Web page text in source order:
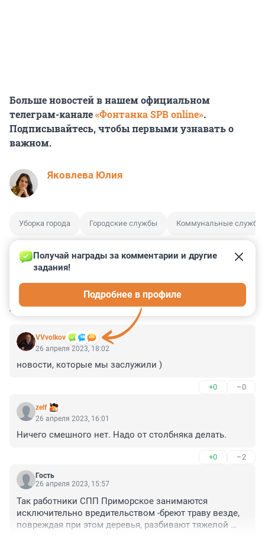
Больше новостей в нашем официальном
телеграм-канале«Фонтанка SPB online».
Подписывайтесь, чтобы первыми узнавать о
важном.
Яковлева Юлия
Уборка города Городские службы Коммунальные службы
КОММЕНТАРИИ 30
VVvolkov
Получай награды за комментарии и другие
задания!
Подробнее в профиле
26 апреля 2023, 18:02
новости, которые мы заслужили )
+0 –0
zelf
26 апреля 2023, 16:01
Ничего смешного нет. Надо от столбняка делать.
+0 –2
Гость
26 апреля 2023, 15:57
Так работники СПП Приморское занимаются
исключительно вредительством -бреют траву везде,
повреждая при этом деревья, разбивают тяжелой